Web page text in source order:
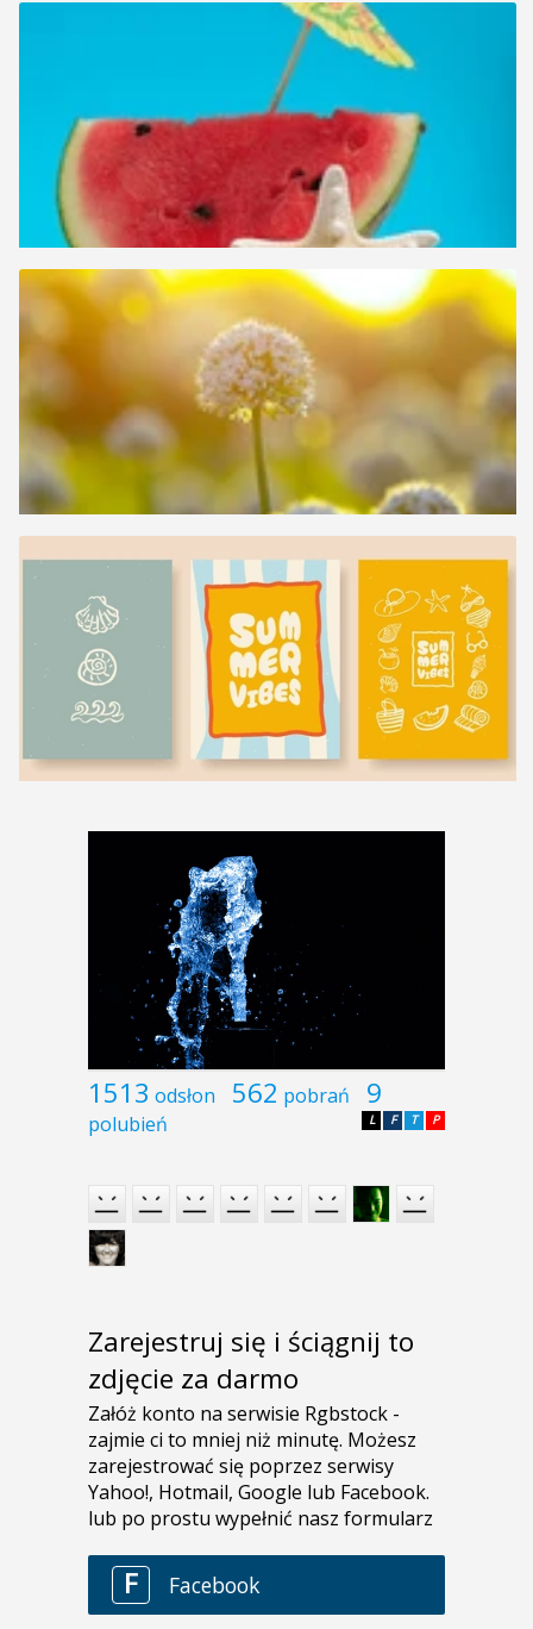
1513 odsłon 562 pobrań 9
polubień P
T
F
L
Zarejestruj się i ściągnij to
zdjęcie za darmo